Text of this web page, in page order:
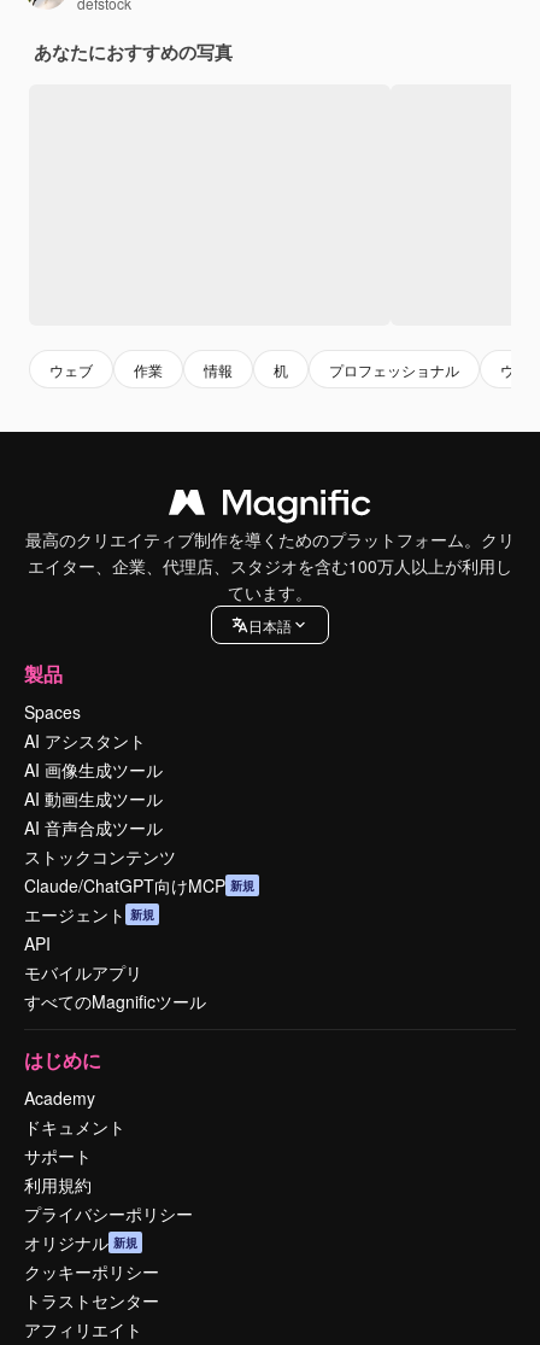
あなたにおすすめの写真
ウェブ 作業 情報 机 プロフェッショナル ウェ
最高のクリエイティブ制作を導くためのプラットフォーム。クリ
エイター、企業、代理店、スタジオを含む100万人以上が利用し
ています。
日本語
製品
Spaces
AI アシスタント
AI 画像生成ツール
AI 動画生成ツール
AI 音声合成ツール
ストックコンテンツ
Claude/ChatGPT向けMCP 新規
エージェント 新規
API
モバイルアプリ
すべてのMagnificツール
はじめに
Academy
ドキュメント
サポート
利用規約
プライバシーポリシー
オリジナル 新規
クッキーポリシー
トラストセンター
アフィリエイト